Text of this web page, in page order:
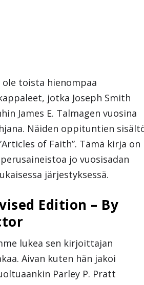
ole toista hienompaa
jotka Joseph Smith
James E. Talmagen vuosina
Näiden oppituntien
of Faith”. Tämä kirja on
jo vuosisadan
järjestyksessä.
Edition – By
lukea sen kirjoittajan
Aivan kuten hän jakoi
Parley P. Pratt